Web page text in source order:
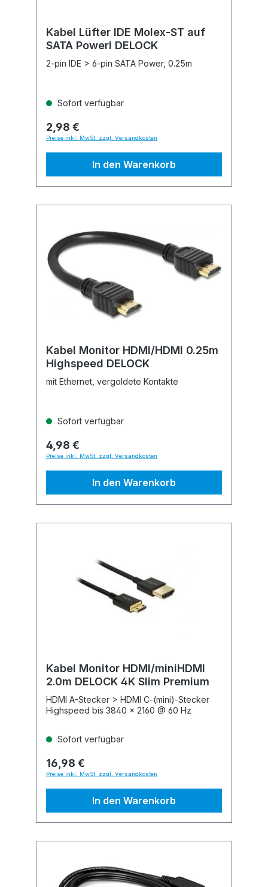
Kabel Lüfter IDE Molex-ST auf
SATA Powerl DELOCK
2-pin IDE > 6-pin SATA Power, 0.25m
Sofort verfügbar
2,98 €
Preise inkl. MwSt. zzgl. Versandkosten
In den Warenkorb
Kabel Monitor HDMI/HDMI 0.25m
Highspeed DELOCK
mit Ethernet, vergoldete Kontakte
Sofort verfügbar
4,98 €
Preise inkl. MwSt. zzgl. Versandkosten
In den Warenkorb
Kabel Monitor HDMI/miniHDMI
2.0m DELOCK 4K Slim Premium
HDMI A-Stecker > HDMI C-(mini)-Stecker
Highspeed bis 3840 x 2160 @ 60 Hz
Sofort verfügbar
16,98 €
Preise inkl. MwSt. zzgl. Versandkosten
In den Warenkorb